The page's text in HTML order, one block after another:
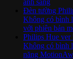
Đèn tường
Không có bình
với phiên bản
Philips Hue
Không có bình
năng